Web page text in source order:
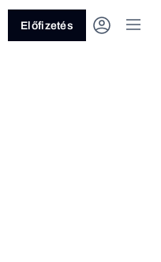
Előfizetés